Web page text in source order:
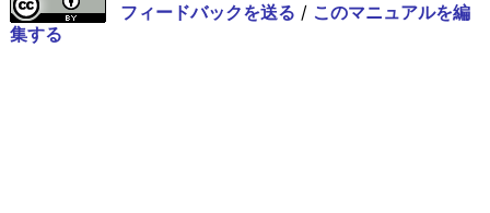
フィードバックを送る / このマニュアルを編
集する